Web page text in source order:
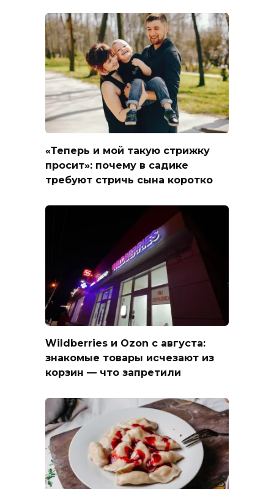
«Теперь и мой такую стрижку
просит»: почему в садике
требуют стричь сына коротко
Wildberries и Ozon с августа:
знакомые товары исчезают из
корзин — что запретили